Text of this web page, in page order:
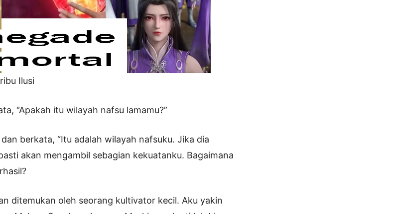
Ilusi
“Apakah itu wilayah nafsu lamamu?”
berkata, “Itu adalah wilayah nafsuku. Jika dia
akan mengambil sebagian kekuatanku. Bagaimana
ditemukan oleh seorang kultivator kecil. Aku yakin